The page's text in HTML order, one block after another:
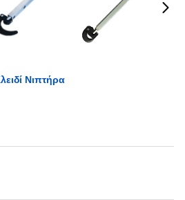
Νιπτήρα